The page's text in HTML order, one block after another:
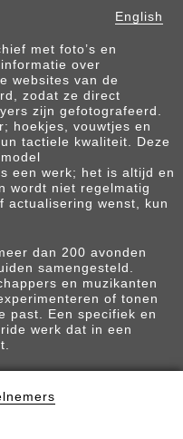
English
met foto’s en
over
websites van de
zodat ze direct
zijn gefotografeerd.
hoekjes, vouwtjes en
tactiele kwaliteit. Deze
een werk; het is altijd en
wordt niet regelmatig
actualisering wenst, kun
dan 200 avonden
samengesteld.
en muzikanten
of tonen
past. Een specifiek en
werk dat in een